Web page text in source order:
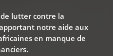
lutter contre la
notre aide aux
en manque de